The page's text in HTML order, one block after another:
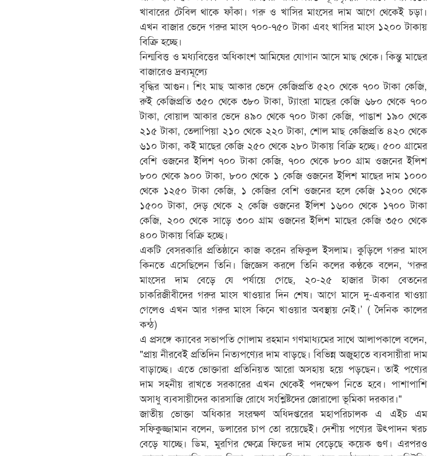
খাবারের টেবিল থাকে ফাঁকা। গরু ও খাসির মাংসের দাম আগে থেকেই চড়া।
এখন বাজার ভেদে গরুর মাংস ৭০০-৭৫০ টাকা এবং খাসির মাংস ১২০০ টাকায়
বিক্রি হচ্ছে।
নিন্মবিত্ত ও মধ্যবিত্তের অধিকাংশ আমিষের যোগান আসে মাছ থেকে। কিন্তু মাছের
বাজারেও দ্রব্যমূল্যে
বৃদ্ধির আগুন। শিং মাছ আকার ভেদে কেজিপ্রতি ৫২০ থেকে ৭০০ টাকা কেজি,
রুই কেজিপ্রতি ৩৫০ থেকে ৩৮০ টাকা, ট্যাংরা মাছের কেজি ৬৮০ থেকে ৭০০
টাকা, বোয়াল আকার ভেদে ৪৯০ থেকে ৭০০ টাকা কেজি, পাঙাশ ১৯০ থেকে
২১৫ টাকা, তেলাপিয়া ২১০ থেকে ২২০ টাকা, শোল মাছ কেজিপ্রতি ৪২০ থেকে
৬১০ টাকা, কই মাছের কেজি ২৫০ থেকে ২৮০ টাকায় বিক্রি হচ্ছে। ৫০০ গ্রামের
বেশি ওজনের ইলিশ ৭০০ টাকা কেজি, ৭০০ থেকে ৮০০ গ্রাম ওজনের ইলিশ
৮০০ থেকে ৯০০ টাকা, ৮০০ থেকে ১ কেজি ওজনের ইলিশ মাছের দাম ১০০০
থেকে ১২৫০ টাকা কেজি, ১ কেজির বেশি ওজনের হলে কেজি ১২০০ থেকে
১৫০০ টাকা, দেড় থেকে ২ কেজি ওজনের ইলিশ ১৬০০ থেকে ১৭০০ টাকা
কেজি, ২০০ থেকে সাড়ে ৩০০ গ্রাম ওজনের ইলিশ মাছের কেজি ৩৫০ থেকে
৪০০ টাকায় বিক্রি হচ্ছে।
একটি বেসরকারি প্রতিষ্ঠানে কাজ করেন রফিকুল ইসলাম। কুড়িলে গরুর মাংস
কিনতে এসেছিলেন তিনি। জিজ্ঞেস করলে তিনি কলের কণ্ঠকে বলেন, ‘গরুর
মাংসের দাম বেড়ে যে পর্যায়ে গেছে, ২০-২৫ হাজার টাকা বেতনের
চাকরিজীবীদের গরুর মাংস খাওয়ার দিন শেষ। আগে মাসে দু-একবার খাওয়া
গেলেও এখন আর গরুর মাংস কিনে খাওয়ার অবস্থায় নেই।’ ( দৈনিক কালের
কন্ঠ)
এ প্রসঙ্গে ক্যাবের সভাপতি গোলাম রহমান গণমাধ্যমের সাথে আলাপকালে বলেন,
"প্রায় নীরবেই প্রতিদিন নিত্যপণ্যের দাম বাড়ছে। বিভিন্ন অজুহাতে ব্যবসায়ীরা দাম
বাড়াচ্ছে। এতে ভোক্তারা প্রতিনিয়ত আরো অসহায় হয়ে পড়ছেন। তাই পণ্যের
দাম সহনীয় রাখতে সরকারের এখন থেকেই পদক্ষেপ নিতে হবে। পাশাপাশি
অসাধু ব্যবসায়ীদের কারসাজি রোধে সংশ্লিষ্টদের জোরালো ভূমিকা দরকার।"
জাতীয় ভোক্তা অধিকার সংরক্ষণ অধিদপ্তরের মহাপরিচালক এ এইচ এম
সফিকুজ্জামান বলেন, ডলারের চাপ তো রয়েছেই। দেশীয় পণ্যের উৎপাদন খরচ
বেড়ে যাচ্ছে। ডিম, মুরগির ক্ষেত্রে ফিডের দাম বেড়েছে কয়েক গুণ। এরপরও